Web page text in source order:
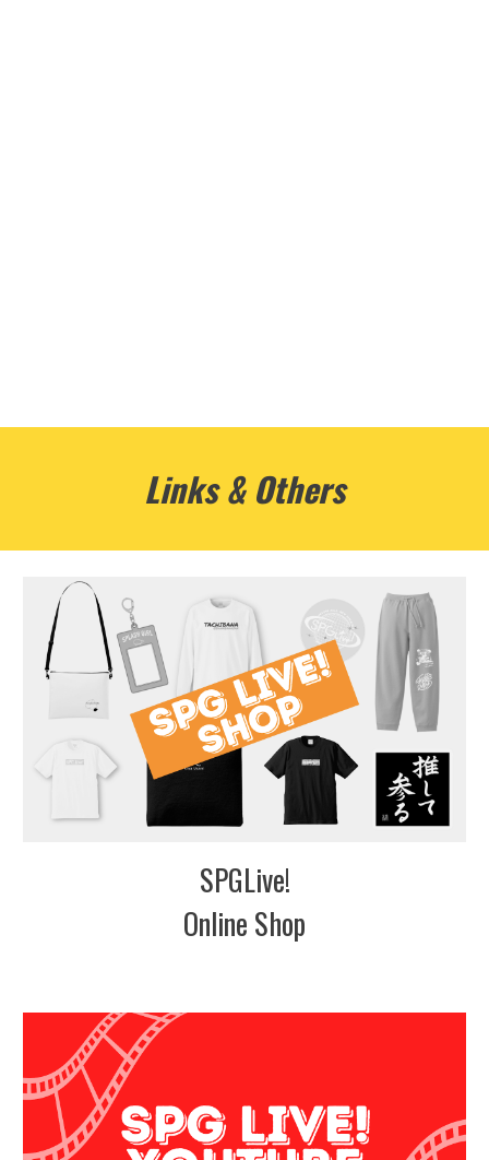
Links & Others
SPGLive!
Online Shop